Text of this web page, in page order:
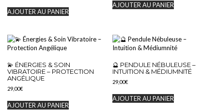
AJOUTER AU PANIER
AJOUTER AU PANIER
💫 ÉNERGIES & SOIN
VIBRATOIRE – PROTECTION
ANGÉLIQUE
29,00€
AJOUTER AU PANIER
🔮 PENDULE NÉBULEUSE –
INTUITION & MÉDIUMNITÉ
29,00€
AJOUTER AU PANIER